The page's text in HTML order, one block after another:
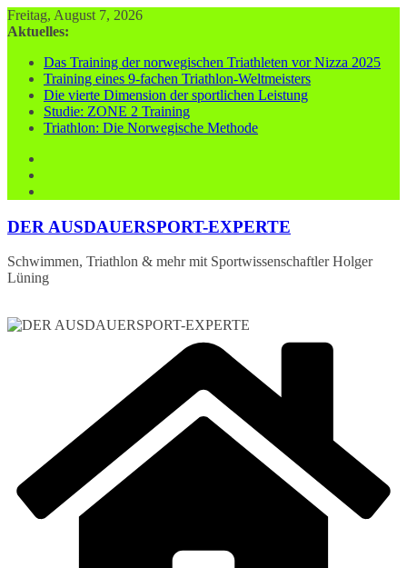
Zum
Inhalt
Freitag, August 7, 2026
Aktuelles:
Das Training der norwegischen Triathleten vor Nizza 2025
Training eines 9-fachen Triathlon-Weltmeisters
Die vierte Dimension der sportlichen Leistung
Studie: ZONE 2 Training
Triathlon: Die Norwegische Methode
DER AUSDAUERSPORT-EXPERTE
Schwimmen, Triathlon & mehr mit Sportwissenschaftler Holger
Lüning